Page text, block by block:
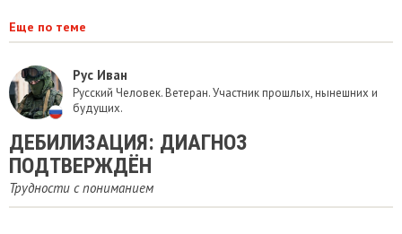
Еще по теме
Рус Иван
Русский Человек. Ветеран. Участник прошлых, нынешних и
будущих.
ДЕБИЛИЗАЦИЯ: ДИАГНОЗ
ПОДТВЕРЖДЁН
Трудности с пониманием